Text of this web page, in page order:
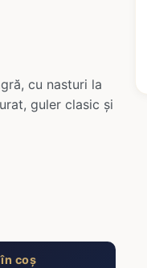
cu nasturi la
guler clasic și
coș